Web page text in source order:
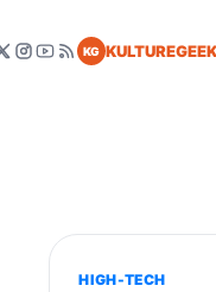
KG KULTUREGEEK
HIGH-TECH